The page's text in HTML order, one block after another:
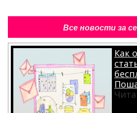
Все новости за
Как